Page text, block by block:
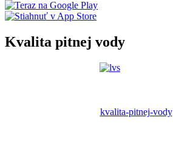
Kvalita pitnej vody
kvalita-pitnej-vody